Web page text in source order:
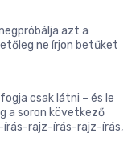
azt a
ne írjon betűket
csak látni – és le
a soron következő
írás-rajz-írás-rajz-írás,